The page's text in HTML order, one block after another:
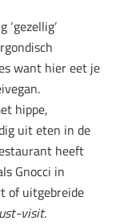
want hier eet je
hippe,
uit eten in de
heeft
Gnocci in
of uitgebreide
visit.